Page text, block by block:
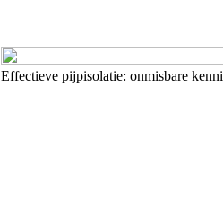
Effectieve pijpisolatie: onmisbare